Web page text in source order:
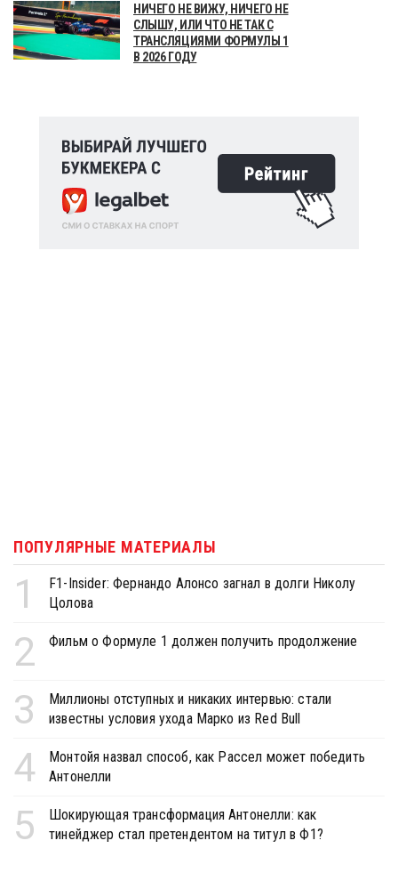
НИЧЕГО НЕ ВИЖУ, НИЧЕГО НЕ
СЛЫШУ, ИЛИ ЧТО НЕ ТАК С
ТРАНСЛЯЦИЯМИ ФОРМУЛЫ 1
В 2026 ГОДУ
ПОПУЛЯРНЫЕ МАТЕРИАЛЫ
1
F1-Insider: Фернандо Алонсо загнал в долги Николу
Цолова
2 Фильм о Формуле 1 должен получить продолжение
3
Миллионы отступных и никаких интервью: стали
известны условия ухода Марко из Red Bull
4
Монтойя назвал способ, как Рассел может победить
Антонелли
5
Шокирующая трансформация Антонелли: как
тинейджер стал претендентом на титул в Ф1?